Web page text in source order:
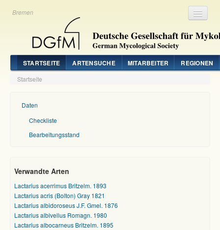
Bremen
STARTSEITE ARTENSUCHE MITARBEITER REGIONEN
Startseite
Daten
Checkliste
Bearbeitungsstand
Verwandte Arten
Lactarius acerrimus Britzelm. 1893
Lactarius acris (Bolton) Gray 1821
Lactarius albidoroseus J.F. Gmel. 1876
Lactarius albivellus Romagn. 1980
Lactarius albocarneus Britzelm. 1895